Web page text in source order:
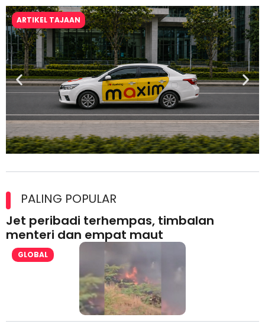
ARTIKEL TAJAAN
lesen separuh pertama 2026
PALING POPULAR
Jet peribadi terhempas, timbalan
menteri dan empat maut
GLOBAL